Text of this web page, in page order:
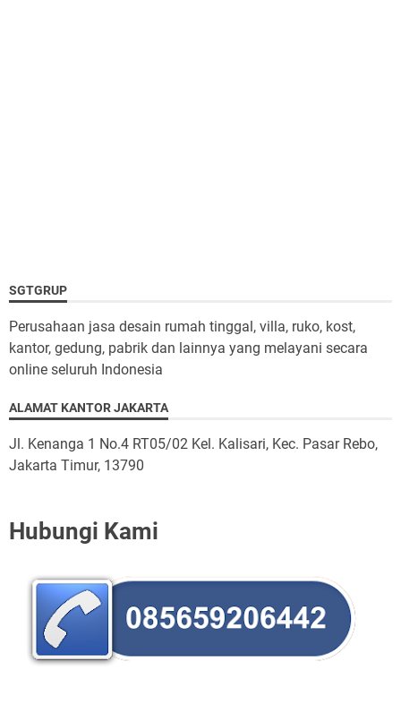
SGTGRUP
Perusahaan jasa desain rumah tinggal, villa, ruko, kost,
kantor, gedung, pabrik dan lainnya yang melayani secara
online seluruh Indonesia
ALAMAT KANTOR JAKARTA
Jl. Kenanga 1 No.4 RT05/02 Kel. Kalisari, Kec. Pasar Rebo,
Jakarta Timur, 13790
Hubungi Kami